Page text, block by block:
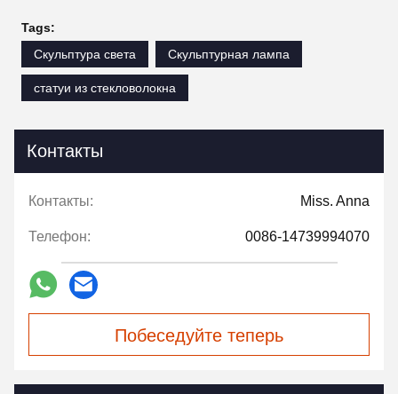
Tags:
Скульптура света
Скульптурная лампа
статуи из стекловолокна
Контакты
Контакты: Miss. Anna
Телефон: 0086-14739994070
Побеседуйте теперь